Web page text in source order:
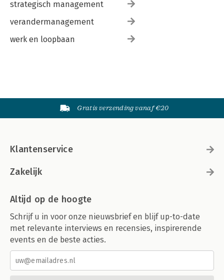
strategisch management
verandermanagement
werk en loopbaan
Gratis verzending vanaf €20
Klantenservice
Zakelijk
Altijd op de hoogte
Schrijf u in voor onze nieuwsbrief en blijf up-to-date
met relevante interviews en recensies, inspirerende
events en de beste acties.